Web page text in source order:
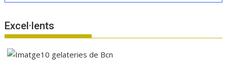
Excel·lents